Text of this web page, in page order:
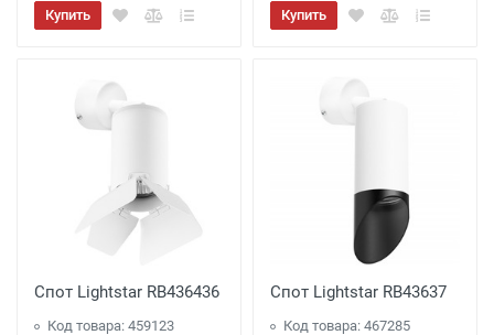
Купить Купить
Спот Lightstar RB436436
Код товара: 459123
Спот Lightstar RB43637
Код товара: 467285